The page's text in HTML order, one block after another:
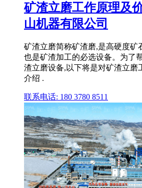
矿渣立磨工作原理及
山机器有限公司
矿渣立磨简称矿渣磨,是高硬度矿
也是矿渣加工的必选设备。为了
渣立磨设备,以下将是对矿渣立磨
介绍 .
联系电话: 180 3780 8511